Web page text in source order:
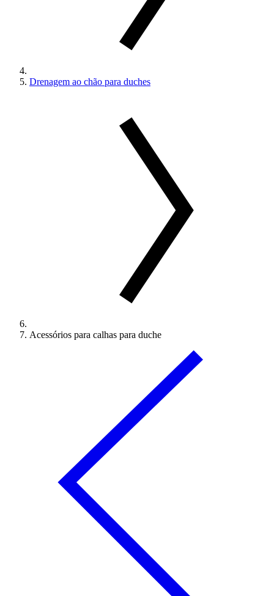
Drenagem ao chão para duches
Acessórios para calhas para duche